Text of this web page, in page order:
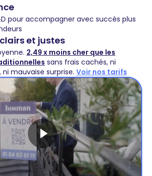
pour accompagner avec succès plus
et justes
2,49 x moins cher que les
sans frais cachés, ni
mauvaise surprise. Voir nos tarifs